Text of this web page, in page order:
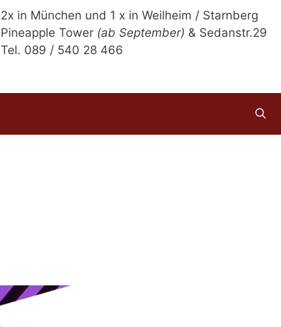
2x in München und 1 x in Weilheim / Starnberg
Pineapple Tower (ab September) & Sedanstr.29
Tel. 089 / 540 28 466